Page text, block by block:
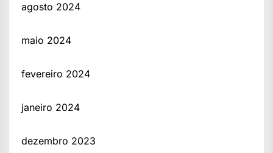
agosto 2024
maio 2024
fevereiro 2024
janeiro 2024
dezembro 2023